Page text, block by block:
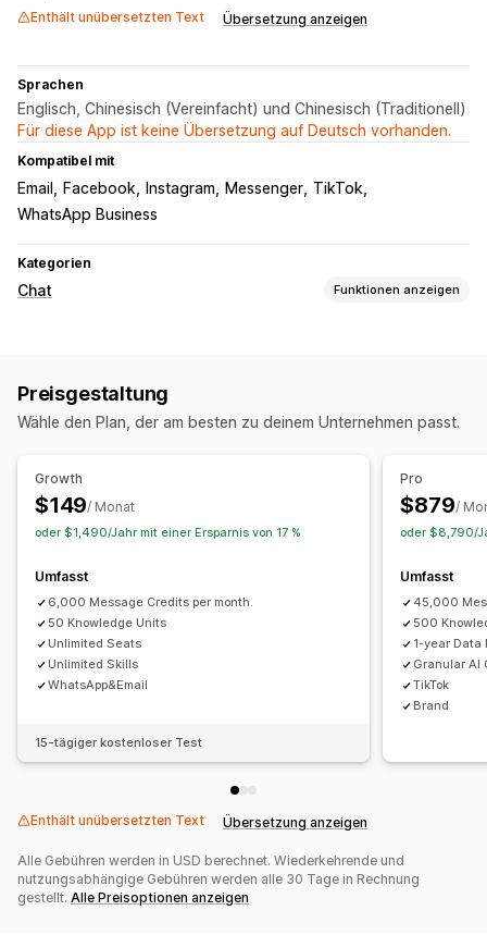
Enthält unübersetzten Text Übersetzung anzeigen
Sprachen
Englisch, Chinesisch (Vereinfacht) und Chinesisch (Traditionell)
Für diese App ist keine Übersetzung auf Deutsch vorhanden.
Kompatibel mit
Email Facebook Instagram Messenger TikTok
WhatsApp Business
Kategorien
Chat Funktionen anzeigen
Sprachunterstützung
Übersetzung in Echtzeit
Warenkorbwiederherstellung
Produktempfehlungen
Schnelle Antworten
Chatfenster
Geschäftszeiten
Begrüßungsnachrichten
Chatschaltflächen
Preisgestaltung
Wähle den Plan, der am besten zu deinem Unternehmen passt.
Growth
$149/ Monat
oder $1,490/Jahr mit einer Ersparnis von 17 %
Umfasst
6,000 Message Credits per month.
50 Knowledge Units
Unlimited Seats
Unlimited Skills
WhatsApp&Email
15-tägiger kostenloser Test
Pro
$879/
oder $8,790/
Umfasst
45,000
500
1-year Data
Granular AI
TikTok
Brand
Enthält unübersetzten Text Übersetzung anzeigen
Alle Gebühren werden in USD berechnet. Wiederkehrende und
nutzungsabhängige Gebühren werden alle 30 Tage in Rechnung
gestellt. Alle Preisoptionen anzeigen